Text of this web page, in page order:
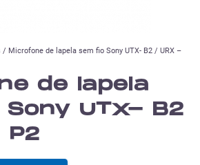
/ Microfone de lapela sem fio Sony UTX- B2 / URX –
de lapela
UTX- B2
P2